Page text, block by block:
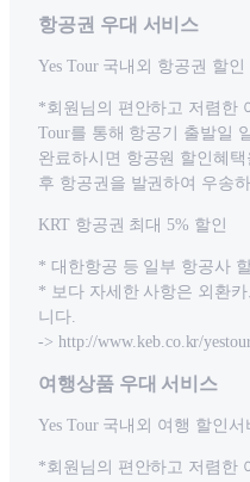
항공권 우대 서비스
Yes Tour 국내외 항공권 할인
*회원님의 편안하고 저렴한
Tour를 통해 항공기 출발일
완료하시면 항공원 할인혜
후 항공권을 발권하여 우송
KRT 항공권 최대 5% 할인
* 대한항공 등 일부 항공사
* 보다 자세한 사항은 외환
니다.
-> http://www.keb.co.kr/
여행상품 우대 서비스
Yes Tour 국내외 여행 할인서
*회원님의 편안하고 저렴한